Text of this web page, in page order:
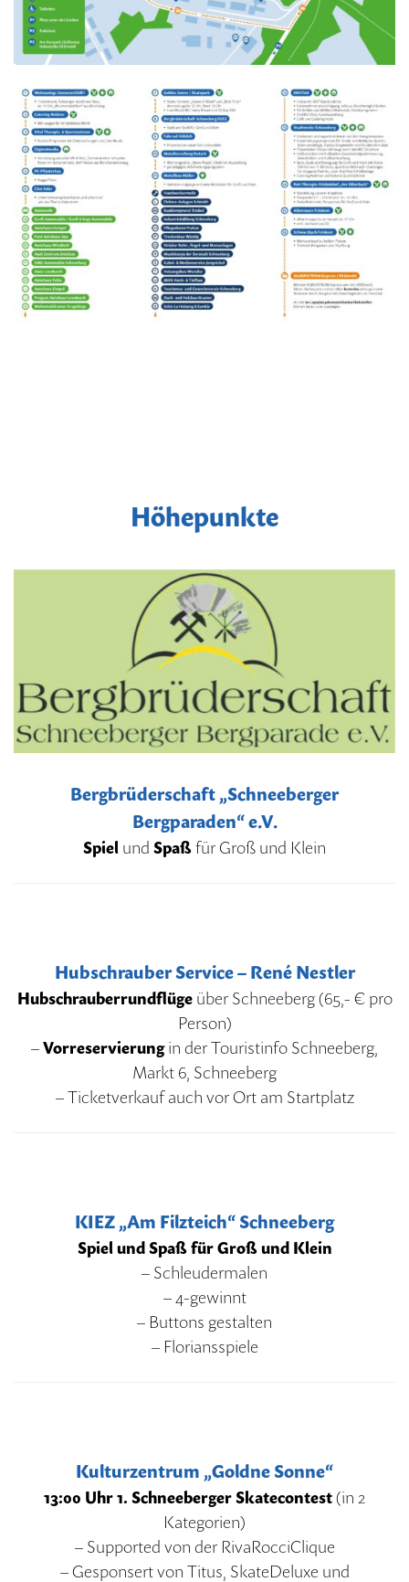
Höhepunkte
Bergbrüderschaft „Schneeberger
Bergparaden“ e.V.
Spiel und Spaßfür Groß und Klein
Hubschrauber Service – René Nestler
Hubschrauberrundflügeüber Schneeberg (65,- € pro
Person)
–Vorreservierungin der Touristinfo Schneeberg,
Markt 6, Schneeberg
– Ticketverkauf auch vor Ort am Startplatz
KIEZ „Am Filzteich“ Schneeberg
Spiel und Spaß für Groß und Klein
– Schleudermalen
– 4-gewinnt
– Buttons gestalten
– Floriansspiele
Kulturzentrum „Goldne Sonne“
13:00 Uhr 1. Schneeberger Skatecontest(in 2
Kategorien)
– Supported von der RivaRocciClique
– Gesponsert von Titus, SkateDeluxe und